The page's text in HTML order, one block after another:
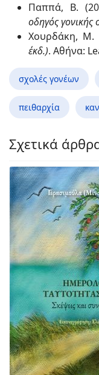
Παππά, Β.
οδηγός γονικής
Χουρδάκη, Μ.
έκδ.). Αθήνα:
σχολές γονέων
πειθαρχία
Σχετικά